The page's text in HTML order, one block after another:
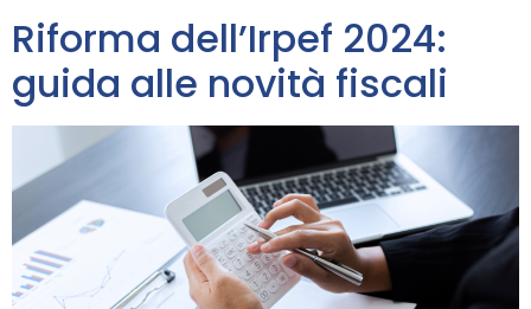
Riforma dell’Irpef 2024:
guida alle novità fiscali